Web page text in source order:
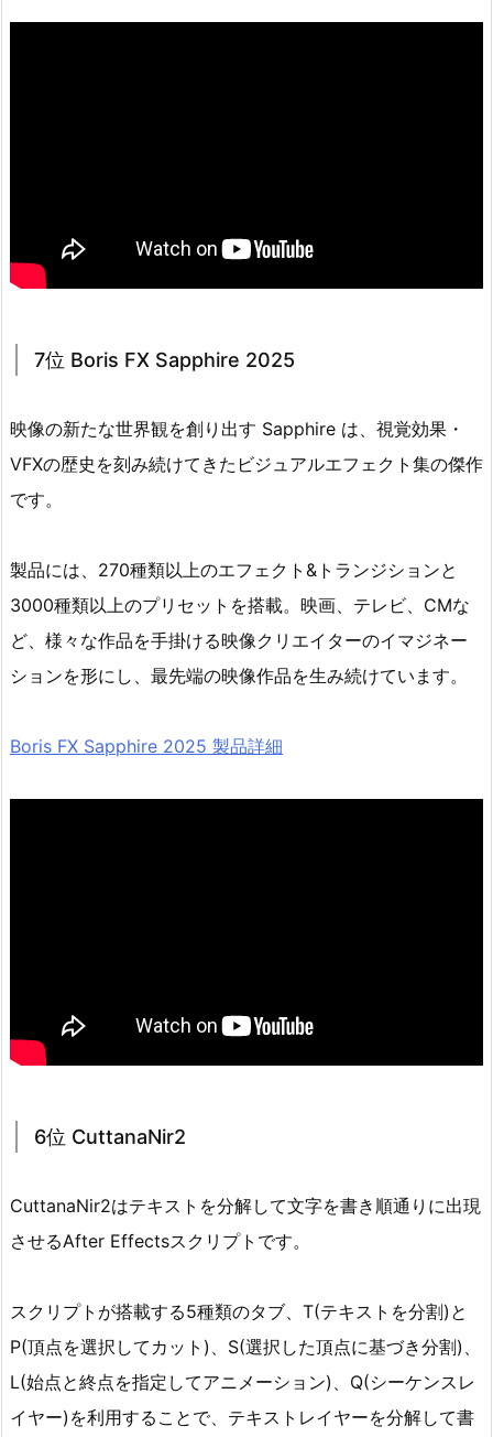
7位 Boris FX Sapphire 2025
映像の新たな世界観を創り出す Sapphire は、視覚効果・
VFXの歴史を刻み続けてきたビジュアルエフェクト集の傑作
です。
製品には、270種類以上のエフェクト&トランジションと
3000種類以上のプリセットを搭載。映画、テレビ、CMな
ど、様々な作品を手掛ける映像クリエイターのイマジネー
ションを形にし、最先端の映像作品を生み続けています。
Boris FX Sapphire 2025 製品詳細
6位 CuttanaNir2
CuttanaNir2はテキストを分解して文字を書き順通りに出現
させるAfter Effectsスクリプトです。
スクリプトが搭載する5種類のタブ、T(テキストを分割)と
P(頂点を選択してカット)、S(選択した頂点に基づき分割)、
L(始点と終点を指定してアニメーション)、Q(シーケンスレ
イヤー)を利用することで、テキストレイヤーを分解して書